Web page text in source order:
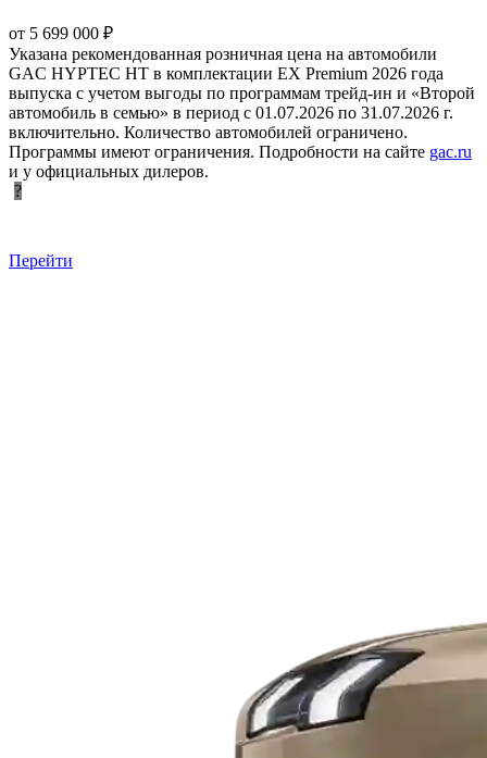
от 5 699 000 ₽
Указана рекомендованная розничная цена на автомобили
GAC HYPTEC HT в комплектации EX Premium 2026 года
выпуска с учетом выгоды по программам трейд-ин и «Второй
автомобиль в семью» в период с 01.07.2026 по 31.07.2026 г.
включительно. Количество автомобилей ограничено.
Программы имеют ограничения. Подробности на сайте gac.ru
и у официальных дилеров.
?
Перейти